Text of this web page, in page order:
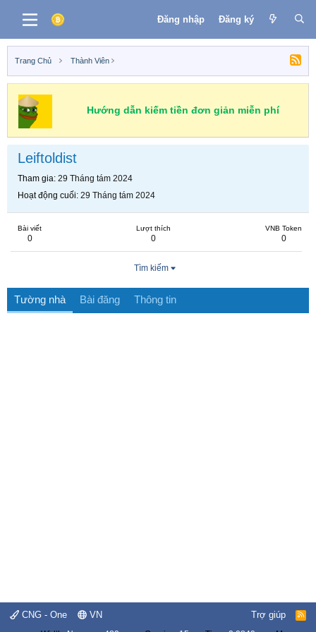
Đăng nhập Đăng ký
Trang Chủ Thành Viên
Hướng dẫn kiếm tiền đơn giản miễn phí
Leiftoldist
Tham gia 29 Tháng tám 2024
Hoạt động cuối 29 Tháng tám 2024
Bài viết
0
Lượt thích
0
VNB Token
0
Tìm kiếm
Tường nhà Bài đăng Thông tin
CNG - One VN Trợ giúp
R